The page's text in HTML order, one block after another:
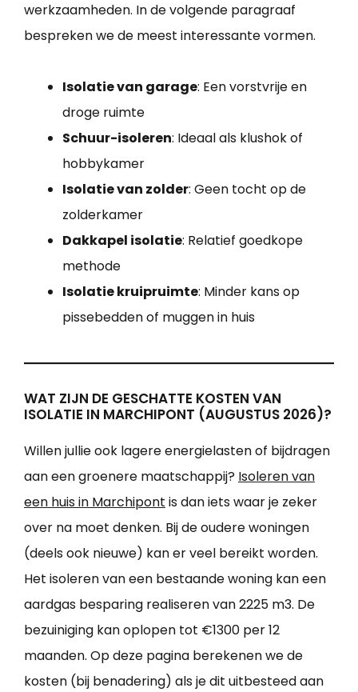
werkzaamheden. In de volgende paragraaf
bespreken we de meest interessante vormen.
Isolatie van garage: Een vorstvrije en
droge ruimte
Schuur-isoleren: Ideaal als klushok of
hobbykamer
Isolatie van zolder: Geen tocht op de
zolderkamer
Dakkapel isolatie: Relatief goedkope
methode
Isolatie kruipruimte: Minder kans op
pissebedden of muggen in huis
WAT ZIJN DE GESCHATTE KOSTEN VAN
ISOLATIE IN MARCHIPONT (AUGUSTUS 2026)?
Willen jullie ook lagere energielasten of bijdragen
aan een groenere maatschappij? Isoleren van
een huis in Marchipont is dan iets waar je zeker
over na moet denken. Bij de oudere woningen
(deels ook nieuwe) kan er veel bereikt worden.
Het isoleren van een bestaande woning kan een
aardgas besparing realiseren van 2225 m3. De
bezuiniging kan oplopen tot €1300 per 12
maanden. Op deze pagina berekenen we de
kosten (bij benadering) als je dit uitbesteed aan